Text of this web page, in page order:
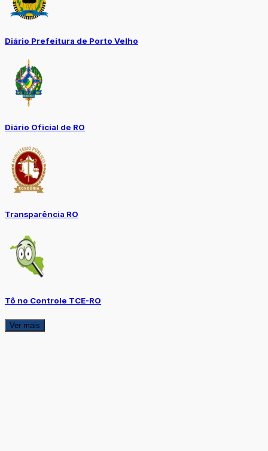
Diário Prefeitura de Porto Velho
Diário Oficial de RO
Transparência RO
Tô no Controle TCE-RO
Ver mais